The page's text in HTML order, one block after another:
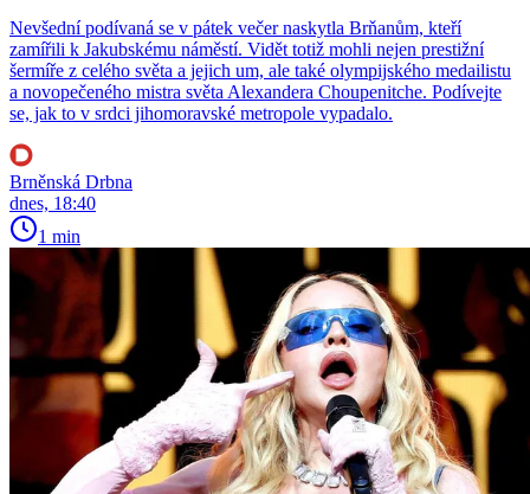
Nevšední podívaná se v pátek večer naskytla Brňanům, kteří
zamířili k Jakubskému náměstí. Vidět totiž mohli nejen prestižní
šermíře z celého světa a jejich um, ale také olympijského medailistu
a novopečeného mistra světa Alexandera Choupenitche. Podívejte
se, jak to v srdci jihomoravské metropole vypadalo.
Brněnská Drbna
dnes, 18:40
1 min